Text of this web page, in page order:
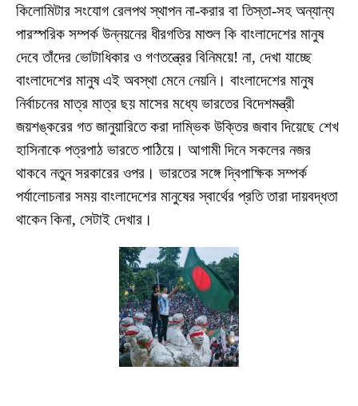
কিলোমিটার সংযোগ রেলপথ স্থাপন না-করার বা তিস্তা-সহ অন্যান্য
পারস্পরিক সম্পর্ক উন্নয়নের ধীরগতির মাশুল কি বাংলাদেশের মানুষ
দেবে তাঁদের ভোটাধিকার ও গণতন্ত্রের বিনিময়ে! না, দেখা যাচ্ছে
বাংলাদেশের মানুষ এই অবস্থা মেনে নেয়নি। বাংলাদেশের মানুষ
নির্বাচনের মাত্র মাত্র ছয় মাসের মধ্যে ভারতের বিদেশমন্ত্রী
জয়শঙ্করের গত জানুয়ারিতে করা দাম্ভিক উক্তির জবাব দিয়েছে শেখ
হাসিনাকে পত্রপাঠ ভারতে পাঠিয়ে। আগামী দিনে সকলের নজর
থাকবে নতুন সরকারের ওপর। ভারতের সঙ্গে দ্বিপাক্ষিক সম্পর্ক
পর্যালোচনার সময় বাংলাদেশের মানুষের স্বার্থের প্রতি তারা দায়বদ্ধতা
থাকেন কিনা, সেটাই দেখার।